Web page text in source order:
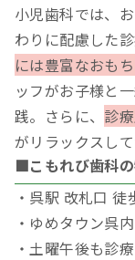
小児歯科では、
わりに配慮した
には豊富なおも
ッフがお子様と
践。さらに、 診
がリラックスし
■こもれび歯科
・呉駅 改札口 徒
・ゆめタウン呉
・土曜午後も診